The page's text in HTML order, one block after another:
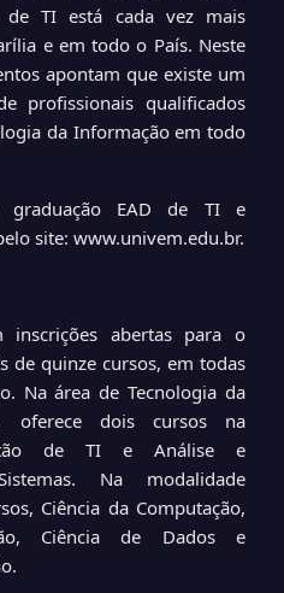
TI está cada vez mais
e em todo o País. Neste
apontam que existe um
profissionais qualificados
da Informação em todo
graduação EAD de TI e
site: www.univem.edu.br.
abertas para o
de quinze cursos, em todas
Na área de Tecnologia da
oferece dois cursos na
de TI e Análise e
Na modalidade
Ciência da Computação,
Ciência de Dados e